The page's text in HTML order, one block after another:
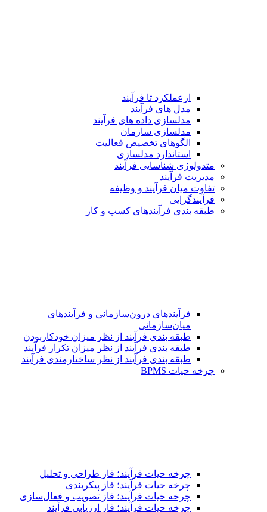
ازعملکرد تا فرآیند
مدل های فرآیند
مدلسازی داده های فرآیند
مدلسازی سازمان
الگوهای تخصیص فعالیت
استاندارد مدلسازی
متدولوژی شناسایی فرآیند
مدیریت فرآیند
تفاوت میان فرآیند و وظیفه
فرآیندگرایی
طبقه بندی فرآیندهای كسب و كار
فرآیندهای درون‌سازمانی و فرآیندهای
میان‌سازمانی
طبقه بندی فرآیند از نظر میزان خودکاربودن
طبقه بندی فرآیند از نظر میزان تکرار فرآیند
طبقه بندی فرآیند از نظر ساختارمندی فرآیند
چرخه حیات BPMS
چرخه حیات فرآیند؛ فاز طراحی و تحلیل
چرخه حیات فرآیند؛ فاز پیکربندی
چرخه حیات فرآیند؛ فاز تصویب و فعال‌سازی
چرخه حیات فرآیند؛ فاز ارزیابی فرآیند